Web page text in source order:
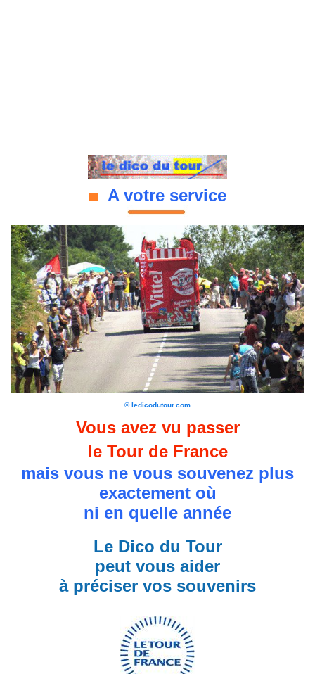
A votre service
© ledicodutour.com
Vous avez vu passer
le Tour de France
mais vous ne vous souvenez plus
exactement où
ni en quelle année
Le Dico du Tour
peut vous aider
à préciser vos souvenirs